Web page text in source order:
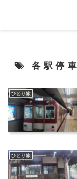
各駅停車
ひとり旅
ひとり旅